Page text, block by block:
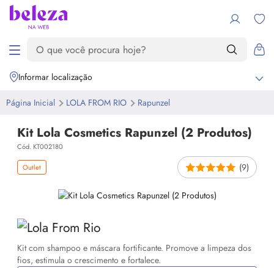
Informar localização
Página Inicial LOLA FROM RIO Rapunzel
Kit Lola Cosmetics Rapunzel (2 Produtos)
Cód. KT002180
Outlet (9)
Kit com shampoo e máscara fortificante. Promove a limpeza dos
fios, estimula o crescimento e fortalece.